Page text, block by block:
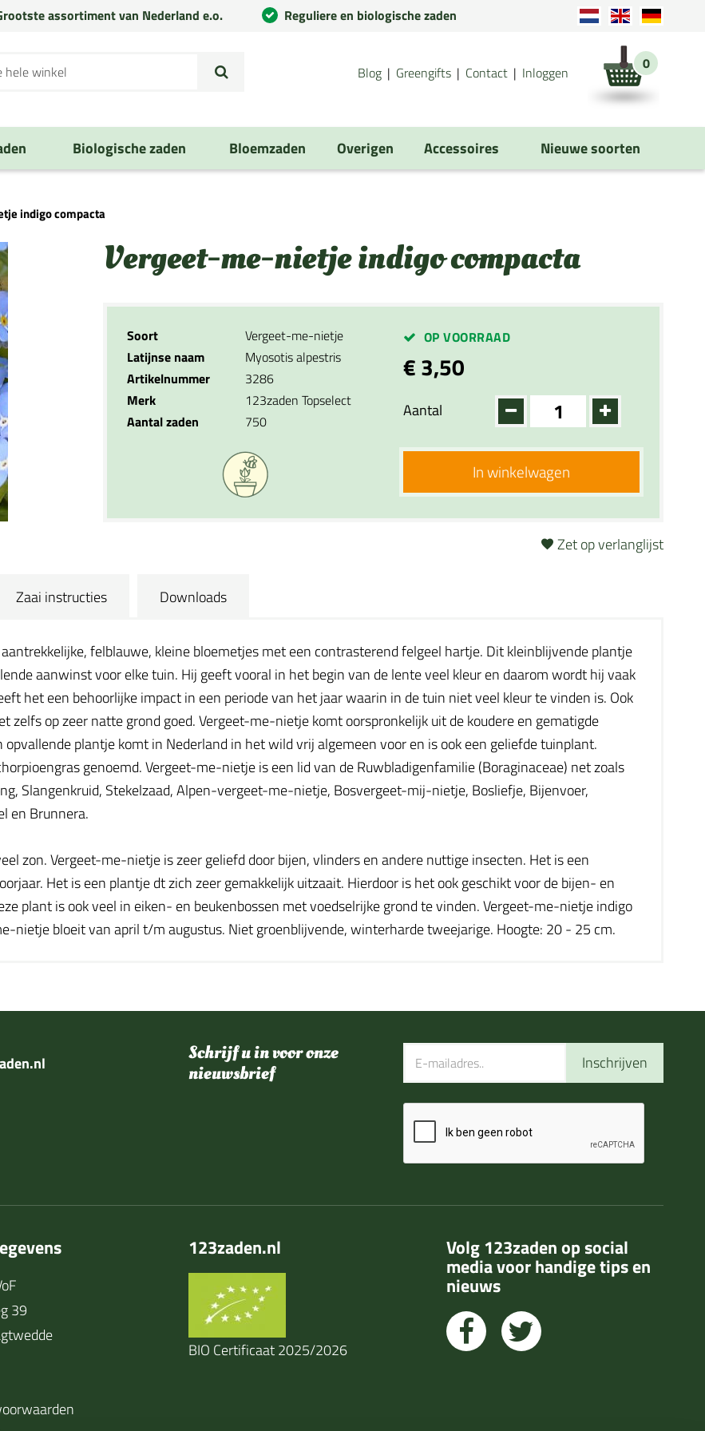
assortiment van Nederland e.o. Reguliere en biologische zaden
Blog Greengifts Contact Inloggen 0
Biologische zaden Bloemzaden Overigen Accessoires Nieuwe soorten
indigo compacta
Vergeet-me-nietje indigo compacta
Soort
Vergeet-me-nietje
Latijnse naam
Myosotis alpestris
Artikelnummer
3286
Merk
123zaden Topselect
Aantal zaden
750
OP VOORRAAD
€ 3,50
Aantal
In winkelwagen
Zet op verlanglijst
Zaai instructies Downloads
felblauwe, kleine bloemetjes met een contrasterend felgeel hartje. Dit kleinblijvende plantje
aanwinst voor elke tuin. Hij geeft vooral in het begin van de lente veel kleur en daarom wordt hij vaak
het een behoorlijke impact in een periode van het jaar waarin in de tuin niet veel kleur te vinden is. Ook
zelfs op zeer natte grond goed. Vergeet-me-nietje komt oorspronkelijk uit de koudere en gematigde
plantje komt in Nederland in het wild vrij algemeen voor en is ook een geliefde tuinplant.
genoemd. Vergeet-me-nietje is een lid van de Ruwbladigenfamilie (Boraginaceae) net zoals
Slangenkruid, Stekelzaad, Alpen-vergeet-me-nietje, Bosvergeet-mij-nietje, Bosliefje, Bijenvoer,
en Brunnera.
zon. Vergeet-me-nietje is zeer geliefd door bijen, vlinders en andere nuttige insecten. Het is een
Het is een plantje dt zich zeer gemakkelijk uitzaait. Hierdoor is het ook geschikt voor de bijen- en
plant is ook veel in eiken- en beukenbossen met voedselrijke grond te vinden. Vergeet-me-nietje indigo
nietje bloeit van april t/m augustus. Niet groenblijvende, winterharde tweejarige. Hoogte: 20 - 25 cm.
Schrijf u in voor onze
nieuwsbrief
Inschrijven
39
123zaden.nl
BIO Certificaat 2025/2026
Volg 123zaden op social
media voor handige tips en
nieuws